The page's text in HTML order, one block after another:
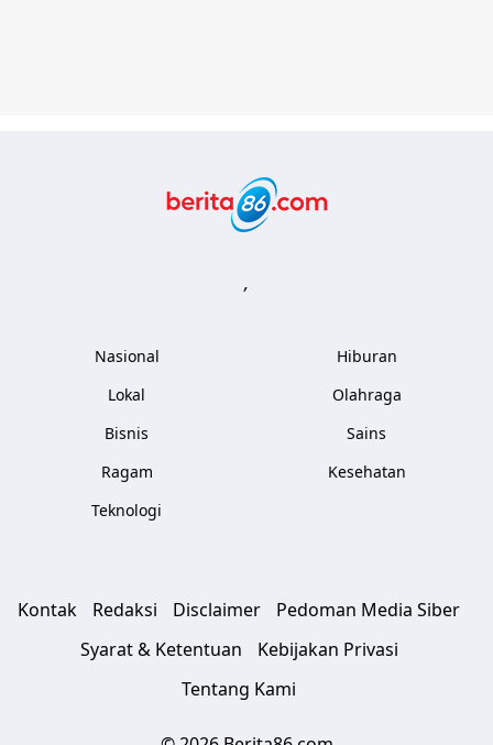
,
Nasional
Lokal
Bisnis
Ragam
Teknologi
Hiburan
Olahraga
Sains
Kesehatan
Kontak Redaksi Disclaimer
Pedoman Media Siber
Syarat & Ketentuan
Kebijakan Privasi
Tentang Kami